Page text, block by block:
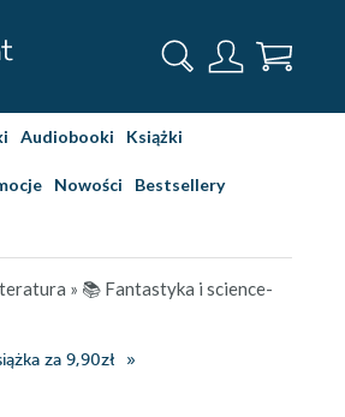
Audiobooki Książki
Nowości Bestsellery
» 📚 Fantastyka i science-
za 9,90zł